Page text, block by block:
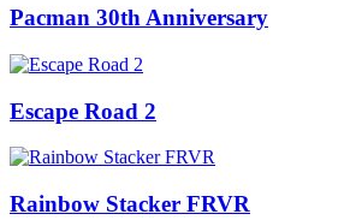
Pacman 30th Anniversary
Escape Road 2
Rainbow Stacker FRVR